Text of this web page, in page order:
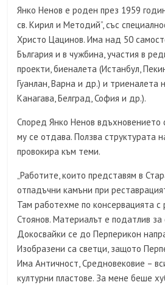
Янко Ненов е роден през 1959
св. Кирил и Методий”, със
Христо Цацинов. Има над 50
България и в чужбина, участия в
проекти, биеналета (Истанбул,
Гуанлан, Варна и др.) и триеналета
Канагава, Белград, София и др.).
Според Янко Ненов вдъхновението
му се отдава. Ползва структурата
провокира към теми.
„Работите, които представям в
отпадъчни камъни при
Там работехме по консервацията с
Стоянов. Материалът е податлив за
Докосвайки се до Перперикон
Изобразени са светци, защото
Има Античност, Средновековие –
културни пластове. За мене беше